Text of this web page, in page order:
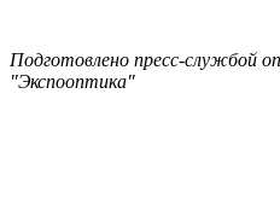
Подготовлено пресс-службой
"Экспооптика"